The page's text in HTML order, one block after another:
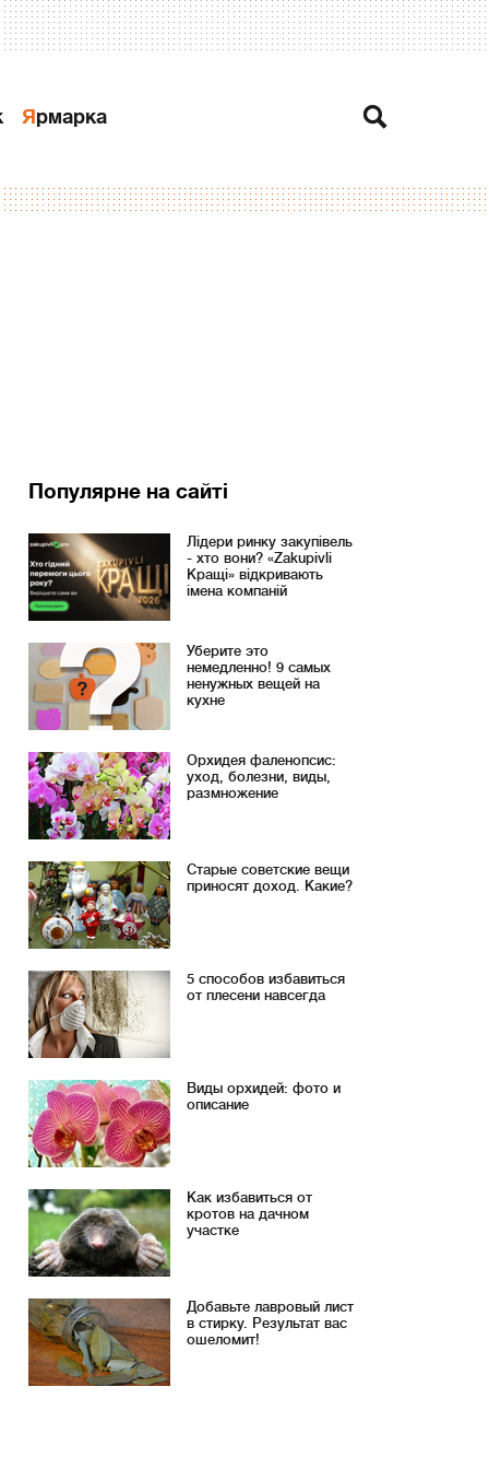
Ярмарка
Популярне на сайті
Лідери ринку закупівель
- хто вони? «Zakupivli
Кращі» відкривають
імена компаній
Уберите это
немедленно! 9 самых
ненужных вещей на
кухне
Орхидея фаленопсис:
уход, болезни, виды,
размножение
Старые советские вещи
приносят доход. Какие?
5 способов избавиться
от плесени навсегда
Виды орхидей: фото и
описание
Как избавиться от
кротов на дачном
участке
Добавьте лавровый лист
в стирку. Результат вас
ошеломит!